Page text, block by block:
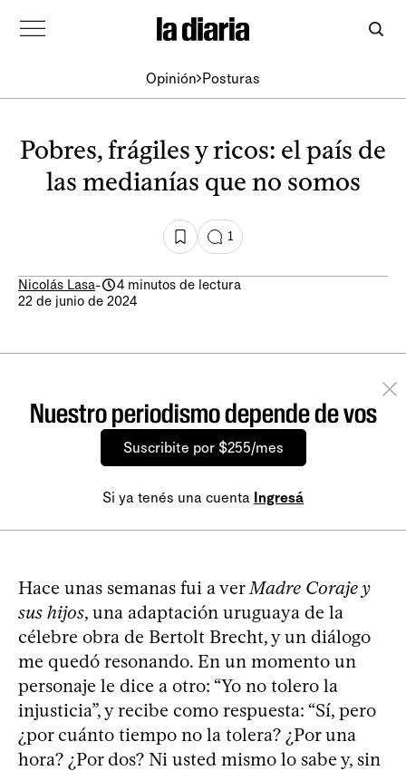
Opinión Posturas
Pobres, frágiles y ricos: el país de
las medianías que no somos
1
Nicolás Lasa-
4 minutos de lectura
22 de junio de 2024
Nuestro periodismo depende de vos
Suscribite por $255/mes
Si ya tenés una cuenta Ingresá
Hace unas semanas fui a verMadre Coraje y
sus hijos, una adaptación uruguaya de la
célebre obra de Bertolt Brecht, y un diálogo
me quedó resonando. En un momento un
personaje le dice a otro: “Yo no tolero la
injusticia”, y recibe como respuesta: “Sí, pero
¿por cuánto tiempo no la tolera? ¿Por una
hora? ¿Por dos? Ni usted mismo lo sabe y, sin